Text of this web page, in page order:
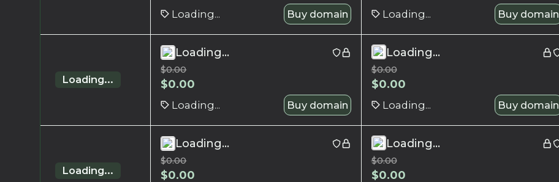
Loading... Buy domain Loading... Buy domain
Loading...
Loading...
$0.00
$0.00
Loading... Buy domain
Loading...
$0.00
$0.00
Loading... Buy domain
Loading...
Loading...
$0.00
$0.00
Loading...
$0.00
$0.00